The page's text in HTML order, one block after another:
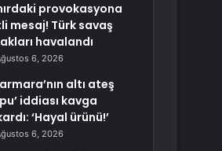
provokasyona
mesaj! Türk savaş
havalandı
6, 2026
altı ateş
iddiası kavga
‘Hayal ürünü!’
6, 2026